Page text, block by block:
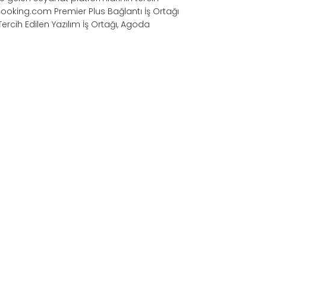
Premier Plus Bağlantı İş Ortağı
Edilen Yazılım İş Ortağı, Agoda